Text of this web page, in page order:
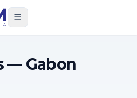
☰
— Gabon